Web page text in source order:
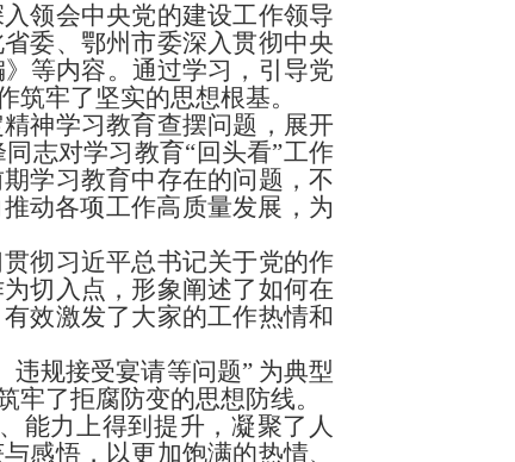
领会中央党的建设工作领导
委、鄂州市委深入贯彻中央
等内容。通过学习，引导党
牢了坚实的思想根基。
神学习教育查摆问题，展开
志对学习教育“回头看”工作
学习教育中存在的问题，不
动各项工作高质量发展，为
彻习近平总书记关于党的作
切入点，形象阐述了如何在
效激发了大家的工作热情和
违规接受宴请等问题” 为典型
了拒腐防变的思想防线。​
能力上得到提升，凝聚了人
感悟，以更加饱满的热情、